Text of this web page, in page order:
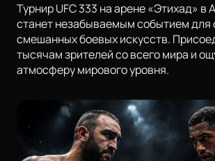
Турнир UFC 333 на арене «Этихад» в
станет незабываемым событием для
смешанных боевых искусств.
тысячам зрителей со всего мира и
атмосферу мирового уровня.